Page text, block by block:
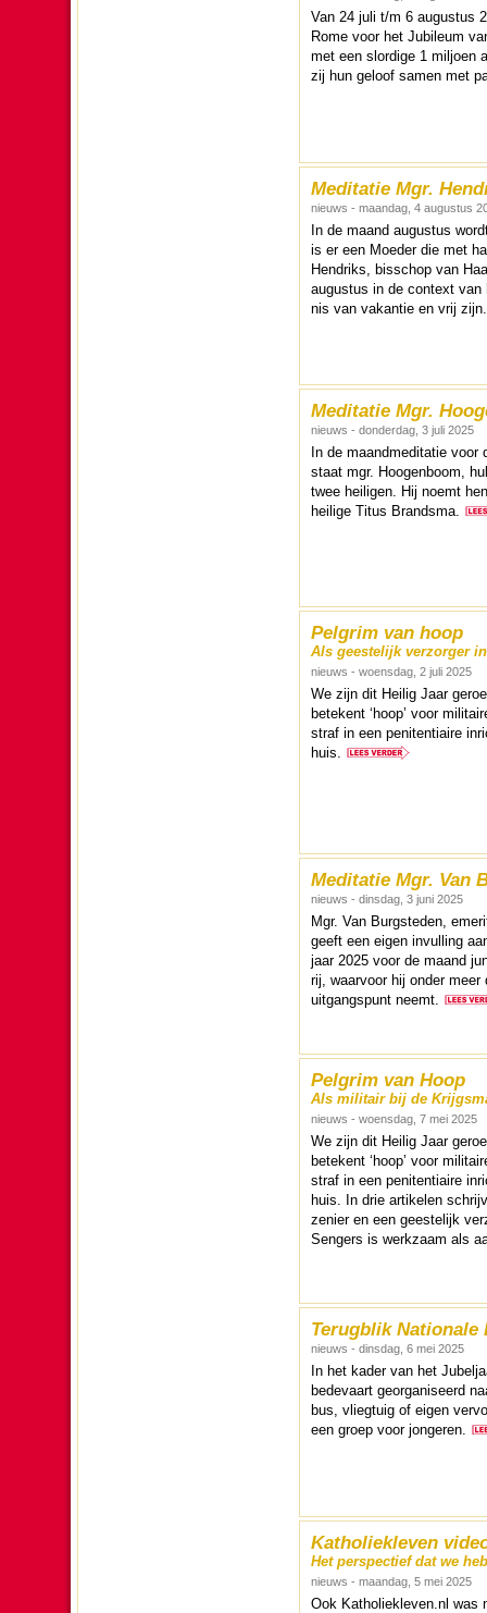
Van 24 juli t/m 6 au­gus­tus
Rome voor het Jubileum
met een slor­dige 1 miljoen
zij hun geloof samen met
Meditatie Mgr.
nieuws - maandag, 4 augustus
In de maand au­gus­tus
is er een Moeder die met
Hendriks, bis­schop van
au­gus­tus in de context
nis van vakantie en vrij
Meditatie Mgr.
nieuws - donderdag, 3 juli 2025
In de maandmedi­ta­tie
staat mgr. Hoogen­boom,
twee heiligen. Hij noemt
heilige Titus Brandsma.
Pelgrim van hoop
Als geestelijk verzorger
nieuws - woensdag, 2 juli 2025
We zijn dit Heilig Jaar
betekent ‘hoop’ voor
straf in een peni­tentiaire
huis.
Meditatie Mgr. Van
nieuws - dinsdag, 3 juni 2025
Mgr. Van Burg­ste­den,
geeft een eigen invulling
jaar 2025 voor de maand
rij, waarvoor hij onder
uitgangs­punt neemt.
Pelgrim van Hoop
Als militair bij de
nieuws - woensdag, 7 mei 2025
We zijn dit Heilig Jaar
betekent ‘hoop’ voor
straf in een peni­tentiaire
huis. In drie artikelen
ze­nier en een gees­te­lijk
Sengers is werk­zaam als
Terugblik Nationale
nieuws - dinsdag, 6 mei 2025
In het kader van het
bede­vaart geor­ga­ni­seerd
bus, vliegtuig of eigen
een groep voor jon­ge­ren.
Katholiekleven
Het perspectief dat we
nieuws - maandag, 5 mei 2025
Ook Katho­liek­le­ven.nl was